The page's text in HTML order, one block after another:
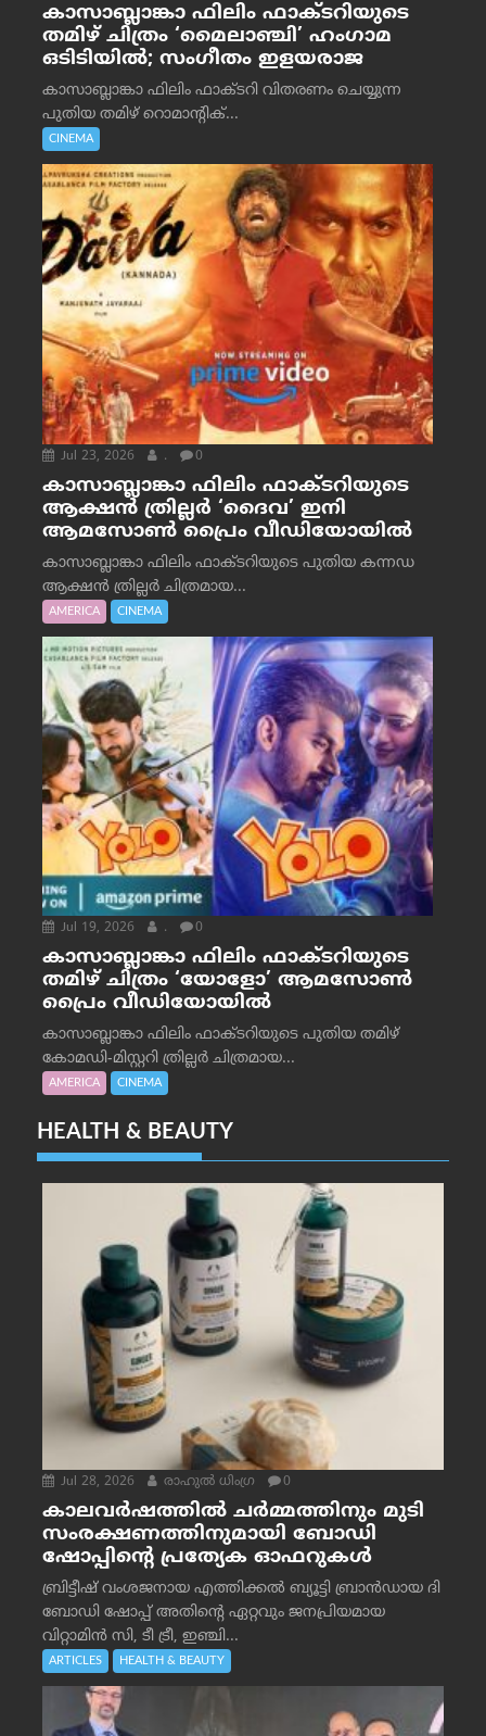
കാസാബ്ലാങ്കാ ഫിലിം ഫാക്ടറിയുടെ
തമിഴ് ചിത്രം ‘മൈലാഞ്ചി’ ഹംഗാമ
ഒടിടിയിൽ; സംഗീതം ഇളയരാജ
കാസാബ്ലാങ്കാ ഫിലിം ഫാക്ടറി വിതരണം ചെയ്യുന്ന
പുതിയ തമിഴ് റൊമാന്റിക്...
CINEMA
Jul 23, 2026 . 0
കാസാബ്ലാങ്കാ ഫിലിം ഫാക്ടറിയുടെ
ആക്ഷൻ ത്രില്ലർ ‘ദൈവ’ ഇനി
ആമസോൺ പ്രൈം വീഡിയോയിൽ
കാസാബ്ലാങ്കാ ഫിലിം ഫാക്ടറിയുടെ പുതിയ കന്നഡ
ആക്ഷൻ ത്രില്ലർ ചിത്രമായ...
AMERICA CINEMA
Jul 19, 2026 . 0
കാസാബ്ലാങ്കാ ഫിലിം ഫാക്ടറിയുടെ
തമിഴ് ചിത്രം ‘യോളോ’ ആമസോൺ
പ്രൈം വീഡിയോയിൽ
കാസാബ്ലാങ്കാ ഫിലിം ഫാക്ടറിയുടെ പുതിയ തമിഴ്
കോമഡി-മിസ്റ്ററി ത്രില്ലർ ചിത്രമായ...
AMERICA CINEMA
HEALTH & BEAUTY
Jul 28, 2026 രാഹുല്‍ ധിംഗ്ര 0
കാലവർഷത്തിൽ ചർമ്മത്തിനും മുടി
സംരക്ഷണത്തിനുമായി ബോഡി
ഷോപ്പിന്റെ പ്രത്യേക ഓഫറുകൾ
ബ്രിട്ടീഷ് വംശജനായ എത്തിക്കൽ ബ്യൂട്ടി ബ്രാൻഡായ ദി
ബോഡി ഷോപ്പ് അതിന്റെ ഏറ്റവും ജനപ്രിയമായ
വിറ്റാമിൻ സി, ടീ ട്രീ, ഇഞ്ചി...
ARTICLES HEALTH & BEAUTY